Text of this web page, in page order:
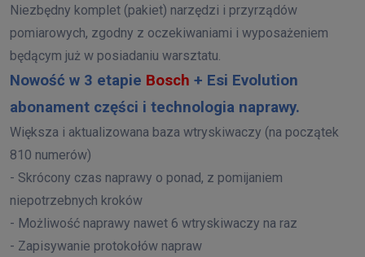
Niezbędny komplet (pakiet) narzędzi i przyrządów
pomiarowych, zgodny z oczekiwaniami i wyposażeniem
będącym już w posiadaniu warsztatu.
Nowość w 3 etapie Bosch + Esi Evolution
abonament części i technologia naprawy.
Większa i aktualizowana baza wtryskiwaczy (na początek
810 numerów)
- Skrócony czas naprawy o ponad, z pomijaniem
niepotrzebnych kroków
- Możliwość naprawy nawet 6 wtryskiwaczy na raz
- Zapisywanie protokołów napraw